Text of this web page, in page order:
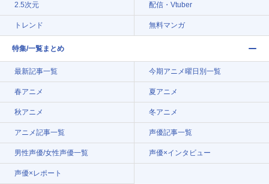
2.5次元 配信・Vtuber
トレンド 無料マンガ
特集/一覧まとめ
最新記事一覧 今期アニメ曜日別一覧
春アニメ 夏アニメ
秋アニメ 冬アニメ
アニメ記事一覧 声優記事一覧
男性声優/女性声優一覧 声優×インタビュー
声優×レポート